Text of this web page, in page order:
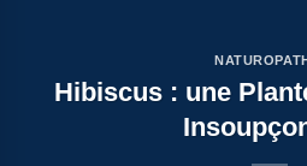
Hibiscus : une